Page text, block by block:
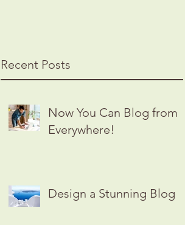
Recent Posts
Now You Can Blog from
Everywhere!
Design a Stunning Blog